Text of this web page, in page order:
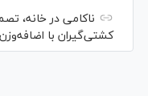
ناکامی در خانه،
کشتی‌گیران با